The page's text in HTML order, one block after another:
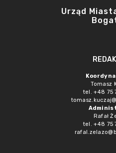
Urząd
Tomasz
tel. +48 75
Rafał
tel. +48 75